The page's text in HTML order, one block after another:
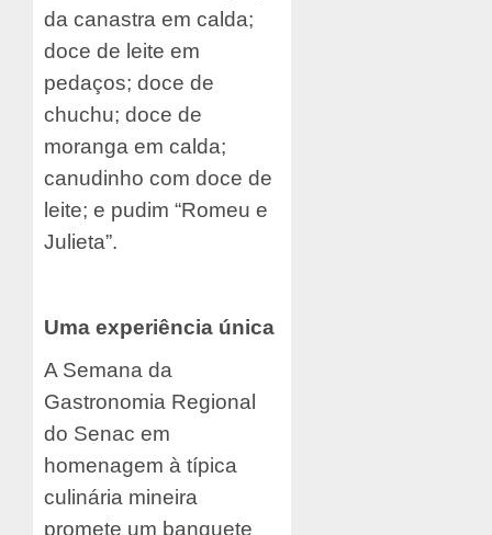
da canastra em calda;
doce de leite em
pedaços; doce de
chuchu; doce de
moranga em calda;
canudinho com doce de
leite; e pudim “Romeu e
Julieta”.
Uma experiência única
A Semana da
Gastronomia Regional
do Senac em
homenagem à típica
culinária mineira
promete um banquete